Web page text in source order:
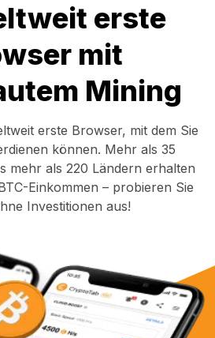
erste
mit
Mining
erste Browser, mit dem Sie
können. Mehr als 35
mehr als 220 Ländern erhalten
Einkommen – probieren Sie
Investitionen aus!